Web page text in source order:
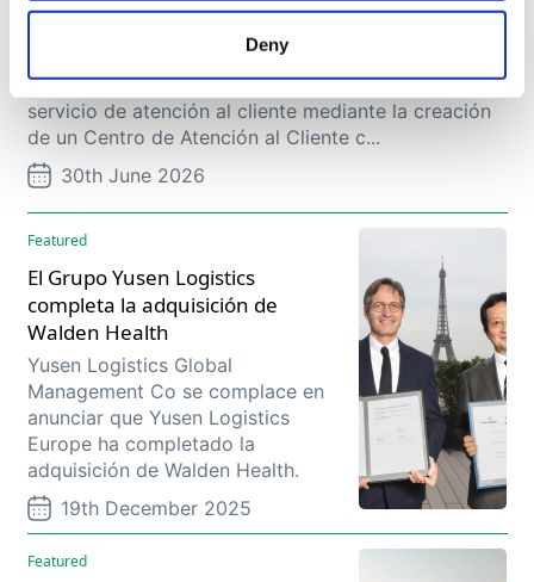
Deny
servicio de atención al cliente
Descubre cómo Movianto España transformó su
servicio de atención al cliente mediante la creación
de un Centro de Atención al Cliente c...
30th June 2026
Featured
El Grupo Yusen Logistics
completa la adquisición de
Walden Health
Yusen Logistics Global
Management Co se complace en
anunciar que Yusen Logistics
Europe ha completado la
adquisición de Walden Health.
19th December 2025
Featured